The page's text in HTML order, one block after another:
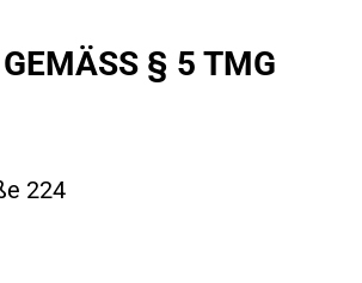
§ 5 TMG
224